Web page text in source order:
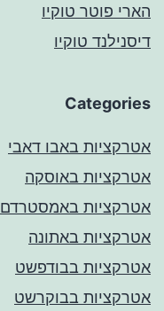
הארי פוטר טוקיו
דיסנילנד טוקיו
Categories
אטרקציות באבו דאבי
אטרקציות באוסקה
אטרקציות באמסטרדם
אטרקציות באתונה
אטרקציות בבודפשט
אטרקציות בבוקרשט